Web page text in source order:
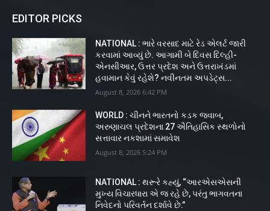
EDITOR PICKS
NATIONAL : ભારે વરસાદ માટે રેડ એલર્ટ જારી
કરવામાં આવ્યું છે. આગામી બે દિવસ દિલ્હી-
એનસીઆર, ઉત્તર પ્રદેશ અને ઉત્તરાખંડમાં
હવામાન કેવું રહેશે? નવીનતમ અપડેટ્સ...
August 8, 2026 6:42 PM
WORLD : ચીનને ભારતનો કડક જવાબ,
અરુણાચલ પ્રદેશના 27 ઐતિહાસિક સ્થળોનો
સત્તાવાર નકશામાં સમાવેશ
August 8, 2026 5:24 PM
NATIONAL : થરૂરે કહ્યું, “આરએસએસની
મુખ્ય વિચારધારા એ જ રહે છે, પરંતુ ભાગવતના
નિવેદનો પરિવર્તન દર્શાવે છે.”